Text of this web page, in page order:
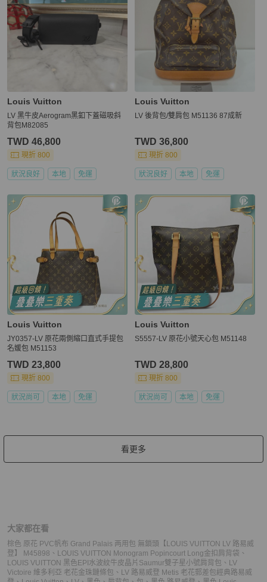
Louis Vuitton
LV 黑牛皮Aerogram黑釦下蓋磁吸斜
背包M82085
TWD 46,800
現折 800
狀況良好 本地 免運
Louis Vuitton
LV 後背包/雙肩包 M51136 87成新
TWD 36,800
現折 800
狀況良好 本地 免運
Louis Vuitton
JY0357-LV 原花兩側縮口直式手提包
名媛包 M51153
TWD 23,800
現折 800
狀況尚可 本地 免運
Louis Vuitton
S5557-LV 原花小號天心包 M51148
TWD 28,800
現折 800
狀況尚可 本地 免運
看更多
大家都在看
棕色 原花 PVC帆布 Grand Palais 两用包 無鎖頭【LOUIS VUITTON LV 路易威
登】 M45898 、 LOUIS VUITTON Monogram Popincourt Long金扣肩背袋 、
LOUIS VUITTON 黑色EPI水波紋牛皮晶片Saumur雙子星小號肩背包 、 LV
Victoire 維多利亞 老花金珠鏈條包 、 LV 路易威登 Metis 老花郵差包經典路易威